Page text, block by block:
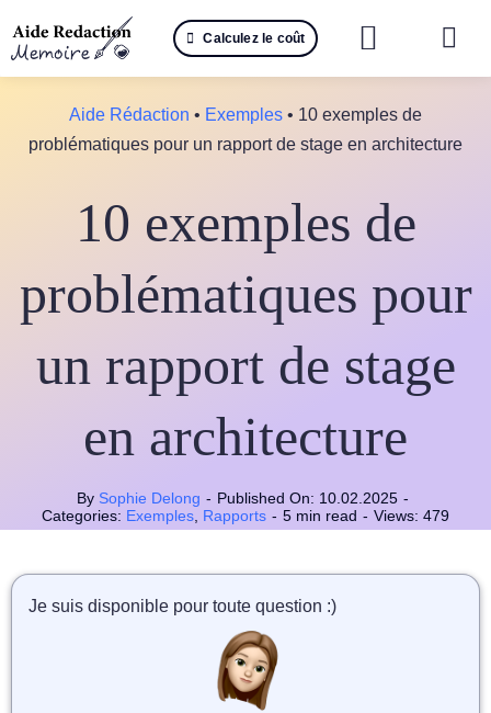
au
contenu
Calculez le coût
📝
Aide Rédaction • Exemples • 10 exemples de
problématiques pour un rapport de stage en architecture
10 exemples de
problématiques pour
un rapport de stage
en architecture
By Sophie Delong - Published On: 10.02.2025 -
Categories: Exemples Rapports - 5 min read - Views: 479
Je suis disponible pour toute question :)